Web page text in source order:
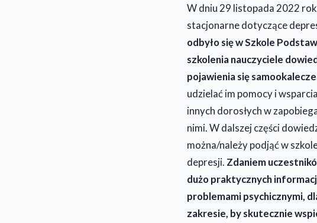
W dniu 29 listopada 2022
stacjonarne dotyczące
odbyło się w Szkole
szkolenia nauczyciele
pojawienia się
udzielać im pomocy i
innych dorosłych w
nimi. W dalszej części
można/należy podjąć w
depresji. Zdaniem
dużo praktycznych
problemami psychicznymi,
zakresie, by skutecznie